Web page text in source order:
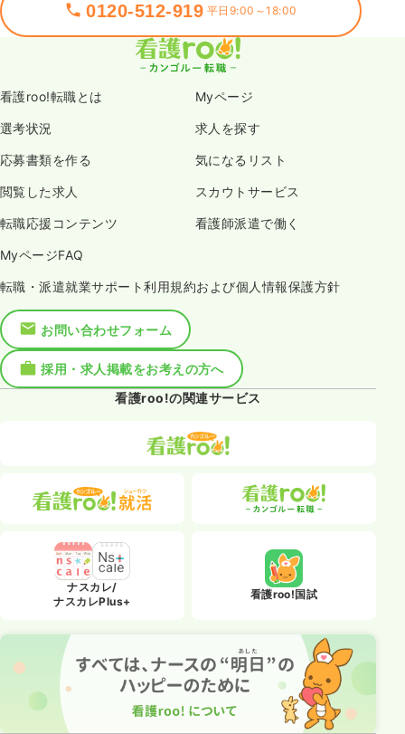
0120-512-919 平日9:00～18:00
看護roo!転職とは Myページ
選考状況 求人を探す
応募書類を作る 気になるリスト
閲覧した求人 スカウトサービス
転職応援コンテンツ 看護師派遣で働く
MyページFAQ
転職・派遣就業サポート利用規約および個人情報保護方針
お問い合わせフォーム
採用・求人掲載をお考えの方へ
看護roo!の関連サービス
ナスカレ/
ナスカレPlus+
看護roo!国試